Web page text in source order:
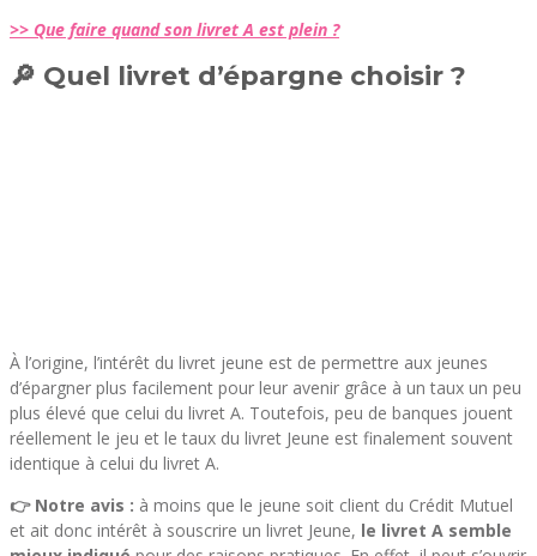
>> Que faire quand son livret A est plein ?
🔎 Quel livret d’épargne choisir ?
À l’origine, l’intérêt du livret jeune est de permettre aux jeunes
d’épargner plus facilement pour leur avenir grâce à un taux un peu
plus élevé que celui du livret A. Toutefois, peu de banques jouent
réellement le jeu et le taux du livret Jeune est finalement souvent
identique à celui du livret A.
👉 Notre avis : à moins que le jeune soit client du Crédit Mutuel
et ait donc intérêt à souscrire un livret Jeune, le livret A semble